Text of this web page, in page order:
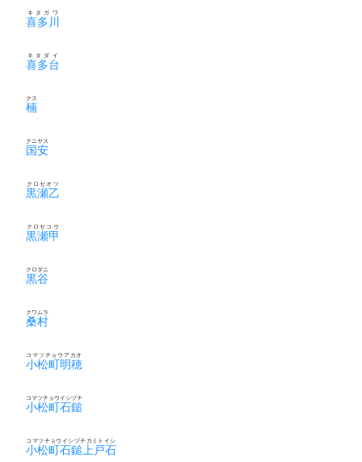
喜多川
キタガワ
喜多台
キタダイ
楠
クス
国安
クニヤス
黒瀬乙
クロセオツ
黒瀬甲
クロセコウ
黒谷
クロダニ
桑村
クワムラ
小松町明穂
コマツチョウアカオ
小松町石鎚
コマツチョウイシヅチ
小松町石鎚上戸石
コマツチョウイシヅチカミトイシ